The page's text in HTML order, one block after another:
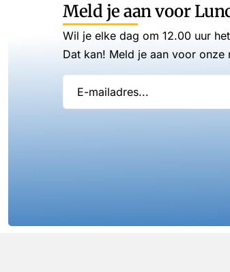
Meld je aan voor
Wil je elke dag om 12.00 uur
Dat kan! Meld je aan voor